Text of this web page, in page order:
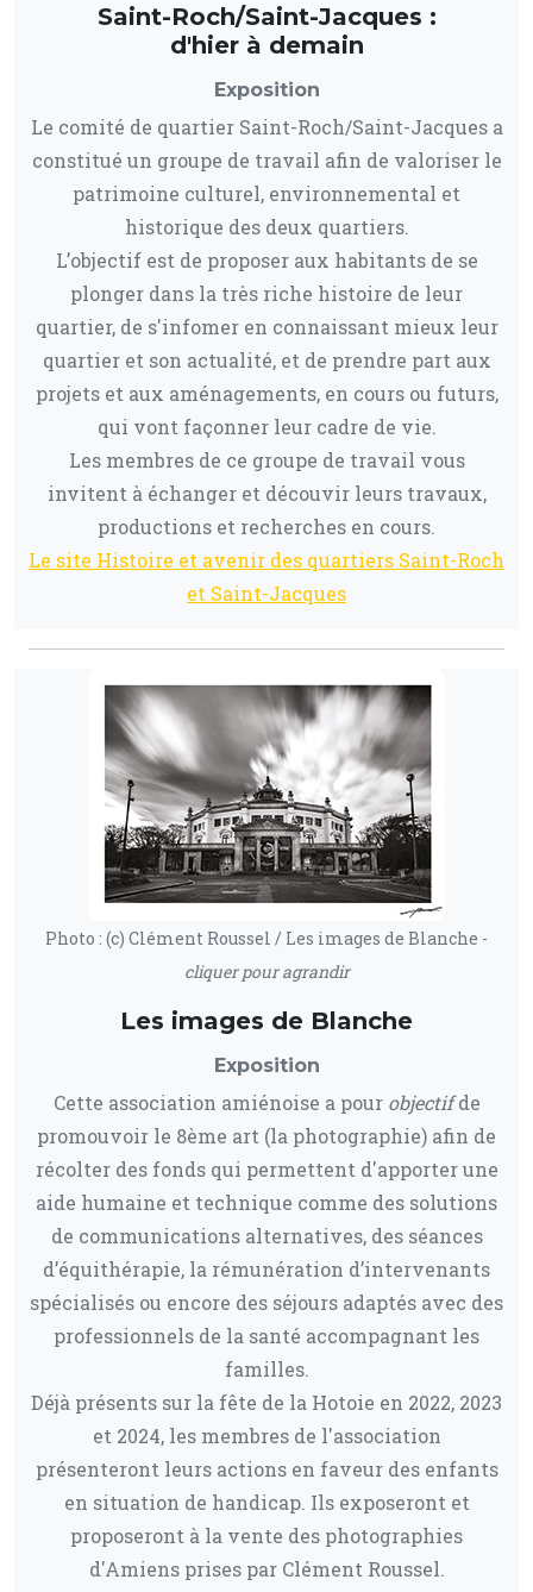
Saint-Roch/Saint-Jacques :
d'hier à demain
Exposition
Le comité de quartier Saint-Roch/Saint-Jacques a
constitué un groupe de travail afin de valoriser le
patrimoine culturel, environnemental et
historique des deux quartiers.
L’objectif est de proposer aux habitants de se
plonger dans la très riche histoire de leur
quartier, de s'infomer en connaissant mieux leur
quartier et son actualité, et de prendre part aux
projets et aux aménagements, en cours ou futurs,
qui vont façonner leur cadre de vie.
Les membres de ce groupe de travail vous
invitent à échanger et découvir leurs travaux,
productions et recherches en cours.
Le site Histoire et avenir des quartiers Saint-Roch
et Saint-Jacques
Photo : (c) Clément Roussel / Les images de Blanche -
cliquer pour agrandir
Les images de Blanche
Exposition
Cette association amiénoise a pour objectifde
promouvoir le 8ème art (la photographie) afin de
récolter des fonds qui permettent d'apporter une
aide humaine et technique comme des solutions
de communications alternatives, des séances
d’équithérapie, la rémunération d’intervenants
spécialisés ou encore des séjours adaptés avec des
professionnels de la santé accompagnant les
familles.
Déjà présents sur la fête de la Hotoie en 2022, 2023
et 2024, les membres de l'association
présenteront leurs actions en faveur des enfants
en situation de handicap. Ils exposeront et
proposeront à la vente des photographies
d'Amiens prises par Clément Roussel.